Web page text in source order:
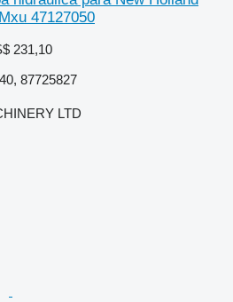
47127050
231,10
87725827
LTD